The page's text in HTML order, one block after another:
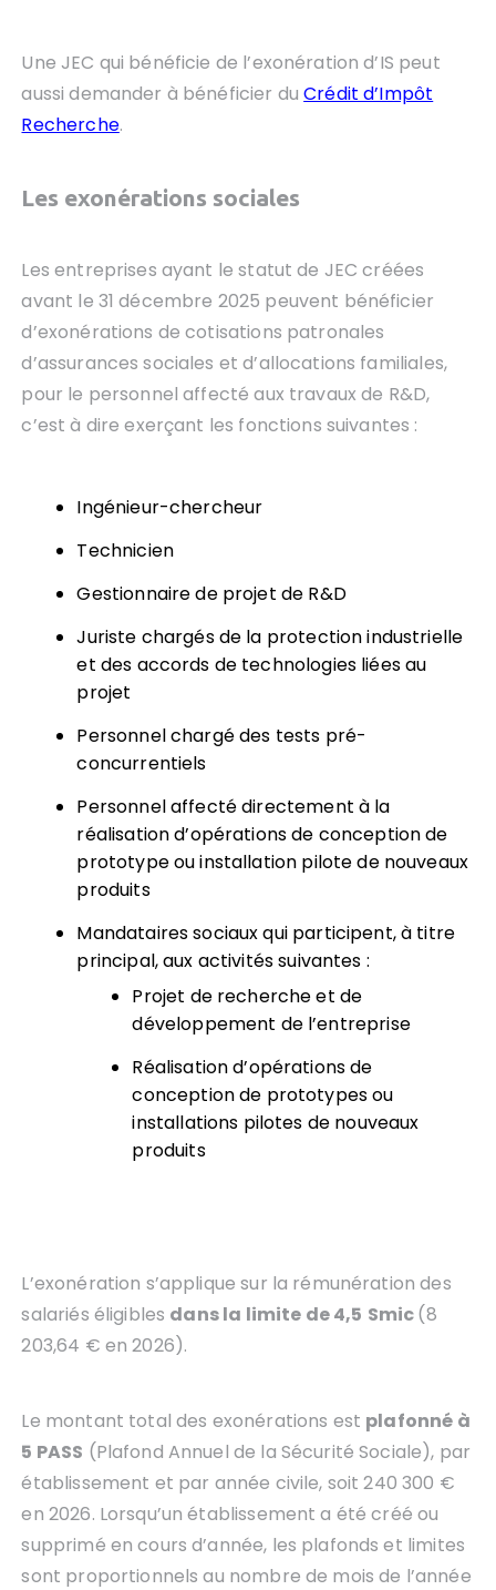
Une JEC qui bénéficie de l’exonération d’IS peut
aussi demander à bénéficier duCrédit d’Impôt
Recherche.
Les exonérations sociales
Les entreprises ayant le statut de JEC créées
avant le 31 décembre 2025 peuvent bénéficier
d’exonérations de cotisations patronales
d’assurances sociales et d’allocations familiales,
pour le personnel affecté aux travaux de R&D,
c’est à dire exerçant les fonctions suivantes :
Ingénieur-chercheur
Technicien
Gestionnaire de projet de R&D
Juriste chargés de la protection industrielle
et des accords de technologies liées au
projet
Personnel chargé des tests pré-
concurrentiels
Personnel affecté directement à la
réalisation d’opérations de conception de
prototype ou installation pilote de nouveaux
produits
Mandataires sociaux qui participent, à titre
principal, aux activités suivantes :
Projet de recherche et de
développement de l’entreprise
Réalisation d’opérations de
conception de prototypes ou
installations pilotes de nouveaux
produits
L’exonération s’applique sur la rémunération des
salariés éligibles dans la limite de 4,5 Smic(8
203,64 € en 2026).
Le montant total des exonérations est plafonné à
5 PASS (Plafond Annuel de la Sécurité Sociale), par
établissement et par année civile, soit 240 300 €
en 2026. Lorsqu’un établissement a été créé ou
supprimé en cours d’année, les plafonds et limites
sont proportionnels au nombre de mois de l’année